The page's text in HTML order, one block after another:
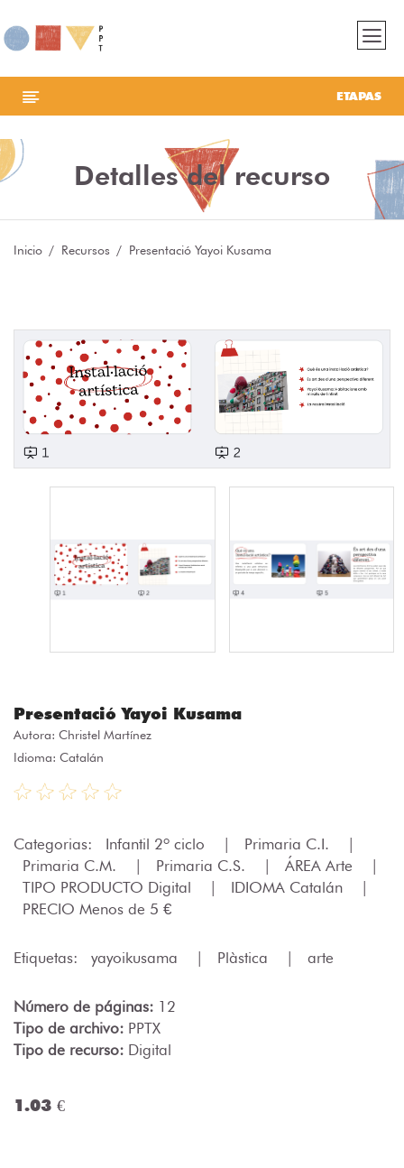
ETAPAS
Detalles del recurso
Inicio Recursos Presentació Yayoi Kusama
Presentació Yayoi Kusama
Autora: Christel Martínez
Idioma: Catalán
Categorias: Infantil 2º ciclo Primaria C.I.
Primaria C.M.
Primaria C.S. ÁREA Arte
TIPO PRODUCTO Digital
IDIOMA Catalán
PRECIO Menos de 5 €
Etiquetas: yayoikusama Plàstica arte
Número de páginas: 12
Tipo de archivo: PPTX
Tipo de recurso: Digital
1.03 €